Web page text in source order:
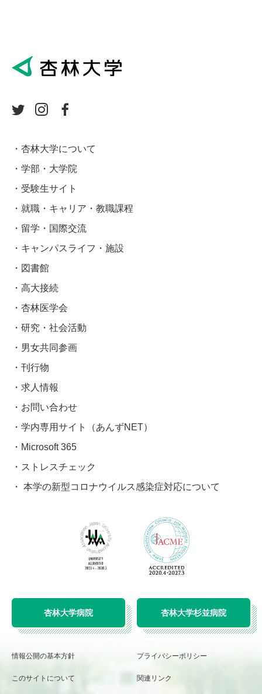
杏林大学について
学部・大学院
受験生サイト
就職・キャリア・教職課程
留学・国際交流
キャンパスライフ・施設
図書館
高大接続
杏林医学会
研究・社会活動
男女共同参画
刊行物
求人情報
お問い合わせ
学内専用サイト（あんずNET）
Microsoft 365
ストレスチェック
本学の新型コロナウイルス感染症対応について
杏林大学病院 杏林大学杉並病院
情報公開の基本方針 プライバシーポリシー
このサイトについて 関連リンク